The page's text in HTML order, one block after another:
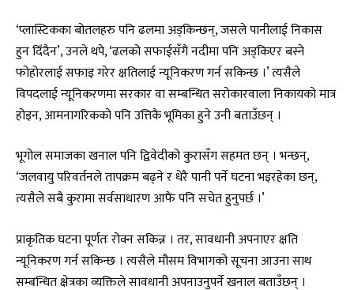
‘प्लास्टिकका बोतलहरु पनि ढलमा अड्किन्छन्, जसले पानीलाई निकास
हुन दिँदैन’, उनले थपे, ‘ढलको सफाईसँगै नदीमा पनि अड्किएर बस्ने
फोहोरलाई सफाइ गरेर क्षतिलाई न्यूनिकरण गर्न सकिन्छ ।’ त्यसैले
विपदलाई न्यूनिकरणमा सरकार वा सम्बन्धित सरोकारवाला निकायको मात्र
होइन, आमनागरिकको पनि उत्तिकै भूमिका हुने उनी बताउँछन् ।
भूगोल समाजका खनाल पनि द्विवेदीको कुरासँग सहमत छन् । भन्छन्,
‘जलवायु परिवर्तनले तापक्रम बढ्ने र धेरै पानी पर्ने घटना भइरहेका छन्,
त्यसैले सबै कुरामा सर्वसाधारण आफैं पनि सचेत हुनुपर्छ ।’
प्राकृतिक घटना पूर्णतः रोक्न सकिन्न । तर, सावधानी अपनाएर क्षति
न्यूनिकरण गर्न सकिन्छ । त्यसैले मौसम विभागको सूचना आउना साथ
सम्बन्धित क्षेत्रका व्यक्तिले सावधानी अपनाउनुपर्ने खनाल बताउँछन् ।